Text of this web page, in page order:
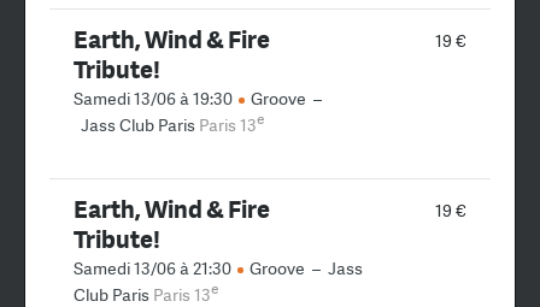
19 €
Earth, Wind & Fire
Tribute!
Samedi 13/06 à 19:30 Groove –
Jass Club Paris Paris 13e
19 €
Earth, Wind & Fire
Tribute!
Samedi 13/06 à 21:30 Groove – Jass
Club Paris Paris 13e